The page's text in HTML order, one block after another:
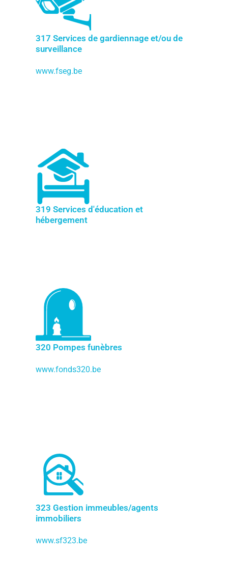
317 Services de gardiennage et/ou de
surveillance
www.fseg.be
319 Services d'éducation et
hébergement
320 Pompes funèbres
www.fonds320.be
323 Gestion immeubles/agents
immobiliers
www.sf323.be